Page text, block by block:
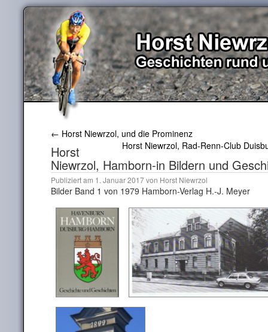
← Horst Niewrzol, und die Prominenz
Horst Niewrzol, Rad-Renn-Club
Horst
Niewrzol, Hamborn-in Bildern und
Publiziert am 1. Januar 2017von Horst Niewrzol
Bilder Band 1 von 1979 Hamborn-Verlag H.-J. Meyer